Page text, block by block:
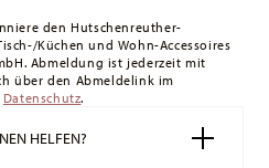
Schweiz sind ab 49,90 CHF
Bestellwert von 49,90 CHF
36,90 CHF.
E-Mail einen Trackingcode, sobald
den Hutschenreuther-
Küchen und Wohn-Accessoires
Abmeldung ist jederzeit mit
über den Abmeldelink im
Datenschutz.
HELFEN?